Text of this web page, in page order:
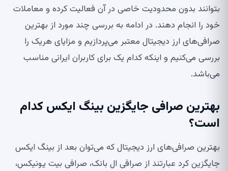
بتوانند بدون محدودیت خاصی در آن فعالیت کرده و معاملات
خود را انجام دهند. در ادامه به بررسی چند مورد از بهترین
صرافی‌های ارز دیجیتال معتبر می‌پردازیم و مزایای هریک را
بررسی می‌کنیم و اینکه کدام یک برای کاربران ایرانی مناسب
می‌باشد.
بهترین صرافی جایگزین بینگ ایکس کدام
است؟
بهترین صرافی‌های ارز دیجیتال که می‌توان بعد از بینگ ایکس
جایگزین کرد عبارتند از صرافی ال بانک، صرافی بیت یونیکس،